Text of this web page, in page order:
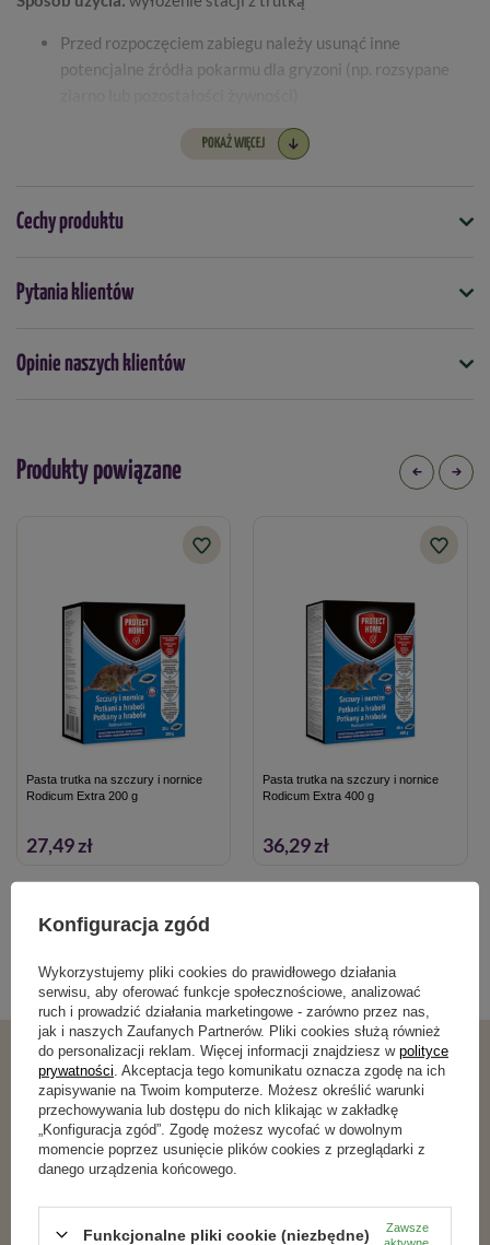
Przed rozpoczęciem zabiegu należy usunąć inne
potencjalne źródła pokarmu dla gryzoni (np. rozsypane
bezpośrednim sąsiedztwie obszarów, w których
Tam gdzie jest to możliwe, stacje deratyzacyjne należy
Tam gdzie jest to możliwe zabezpieczyć przynętę w taki
sposób, aby nie mogła być ona wynoszona
wodę lub zanieczyszczoną
Jeśli wymagana jest więcej niż jedna stacja deratyzacyjna,
Substancja czynna
alfachloraloza 4%
Produkt biobójczy należy używać z zachowaniem szczególnych
i ulotkę informacyjną.
POKAŻ WIĘCEJ
Cechy produktu
Symbol
3664715023609
Podmiot odpowiedzialny za ten produkt na terenie UE
Pytania klientów
Opinie naszych klientów
Produkty powiązane
Pasta trutka na szczury i nornice
Rodicum Extra 200 g
27,49 zł
Pasta trutka na szczury i nornice
Rodicum Extra 400 g
36,29 zł
Kategorie powiązane
Myszy i szczury,
Podobne produkty
Konfiguracja zgód
Wykorzystujemy pliki cookies do prawidłowego działania
serwisu, aby oferować funkcje społecznościowe, analizować
ruch i prowadzić działania marketingowe - zarówno przez nas,
jak i naszych Zaufanych Partnerów. Pliki cookies służą również
do personalizacji reklam. Więcej informacji znajdziesz w polityce
prywatności . Akceptacja tego komunikatu oznacza zgodę na ich
zapisywanie na Twoim komputerze. Możesz określić warunki
przechowywania lub dostępu do nich klikając w zakładkę
„Konfiguracja zgód”. Zgodę możesz wycofać w dowolnym
momencie poprzez usunięcie plików cookies z przeglądarki z
danego urządzenia końcowego.
Funkcjonalne pliki cookie (niezbędne)
Zawsze
aktywne